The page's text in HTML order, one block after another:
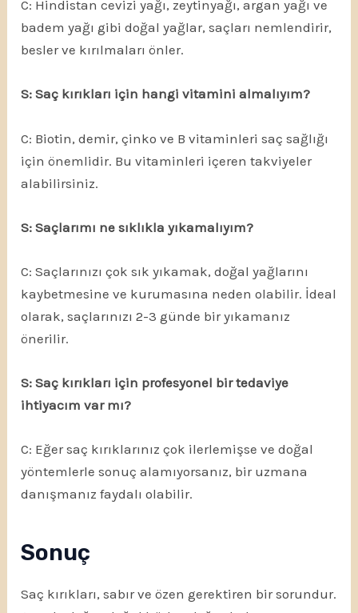
C: Hindistan cevizi yağı, zeytinyağı, argan yağı ve
badem yağı gibi doğal yağlar, saçları nemlendirir,
besler ve kırılmaları önler.
S: Saç kırıkları için hangi vitamini almalıyım?
C: Biotin, demir, çinko ve B vitaminleri saç sağlığı
için önemlidir. Bu vitaminleri içeren takviyeler
alabilirsiniz.
S: Saçlarımı ne sıklıkla yıkamalıyım?
C: Saçlarınızı çok sık yıkamak, doğal yağlarını
kaybetmesine ve kurumasına neden olabilir. İdeal
olarak, saçlarınızı 2-3 günde bir yıkamanız
önerilir.
S: Saç kırıkları için profesyonel bir tedaviye
ihtiyacım var mı?
C: Eğer saç kırıklarınız çok ilerlemişse ve doğal
yöntemlerle sonuç alamıyorsanız, bir uzmana
danışmanız faydalı olabilir.
Sonuç
Saç kırıkları, sabır ve özen gerektiren bir sorundur.